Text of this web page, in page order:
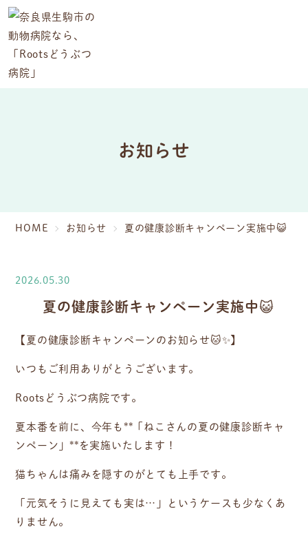
お知らせ
HOME お知らせ 夏の健康診断キャンペーン実施中😺
2026.05.30
夏の健康診断キャンペーン実施中😺
【夏の健康診断キャンペーンのお知らせ🐱✨】
いつもご利用ありがとうございます。
Rootsどうぶつ病院です。
夏本番を前に、今年も**「ねこさんの夏の健康診断キャ
ンペーン」**を実施いたします！
猫ちゃんは痛みを隠すのがとても上手です。
「元気そうに見えても実は…」というケースも少なくあ
りません。